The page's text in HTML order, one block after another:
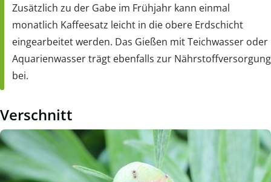
Zusätzlich zu der Gabe im Frühjahr kann einmal
monatlich Kaffeesatz leicht in die obere Erdschicht
eingearbeitet werden. Das Gießen mit Teichwasser oder
Aquarienwasser trägt ebenfalls zur Nährstoffversorgung
bei.
Verschnitt